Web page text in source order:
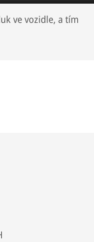
ve vozidle, a tím